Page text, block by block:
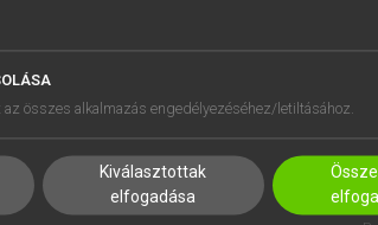
az összes alkalmazás engedélyezéséhez/letiltásához.
Kiválasztottak
elfogadása